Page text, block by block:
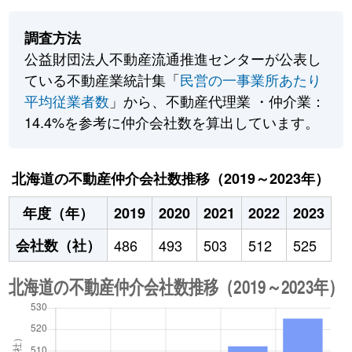
調査方法
公益財団法人不動産流通推進センターが公表し
ている不動産業統計集「民営の一事業所あたり
平均従業者数 」から、不動産代理業 ・仲介業：
14.4%を参考に仲介会社数を算出しています。
北海道の不動産仲介会社数推移（2019～2023年）
年度（年）
2019 2020 2021 2022
2023
会社数（社）
486 493 503 512 525